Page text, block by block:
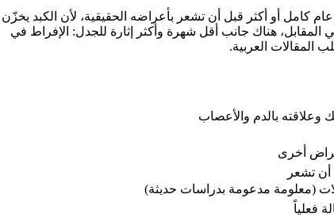
كامل أو أكثر قبل أن تشعر بأعراضه الحقيقية، لأن الكبد يخزّن
هناك جانب أقل شهرة وأكثر إثارة للجدل: الإفراط في
المقالات العربية.
أخرى
تشعر
(معلومة مدعومة بدراسات حديثة)
فعلياً